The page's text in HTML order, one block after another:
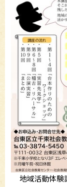
地域活動体験